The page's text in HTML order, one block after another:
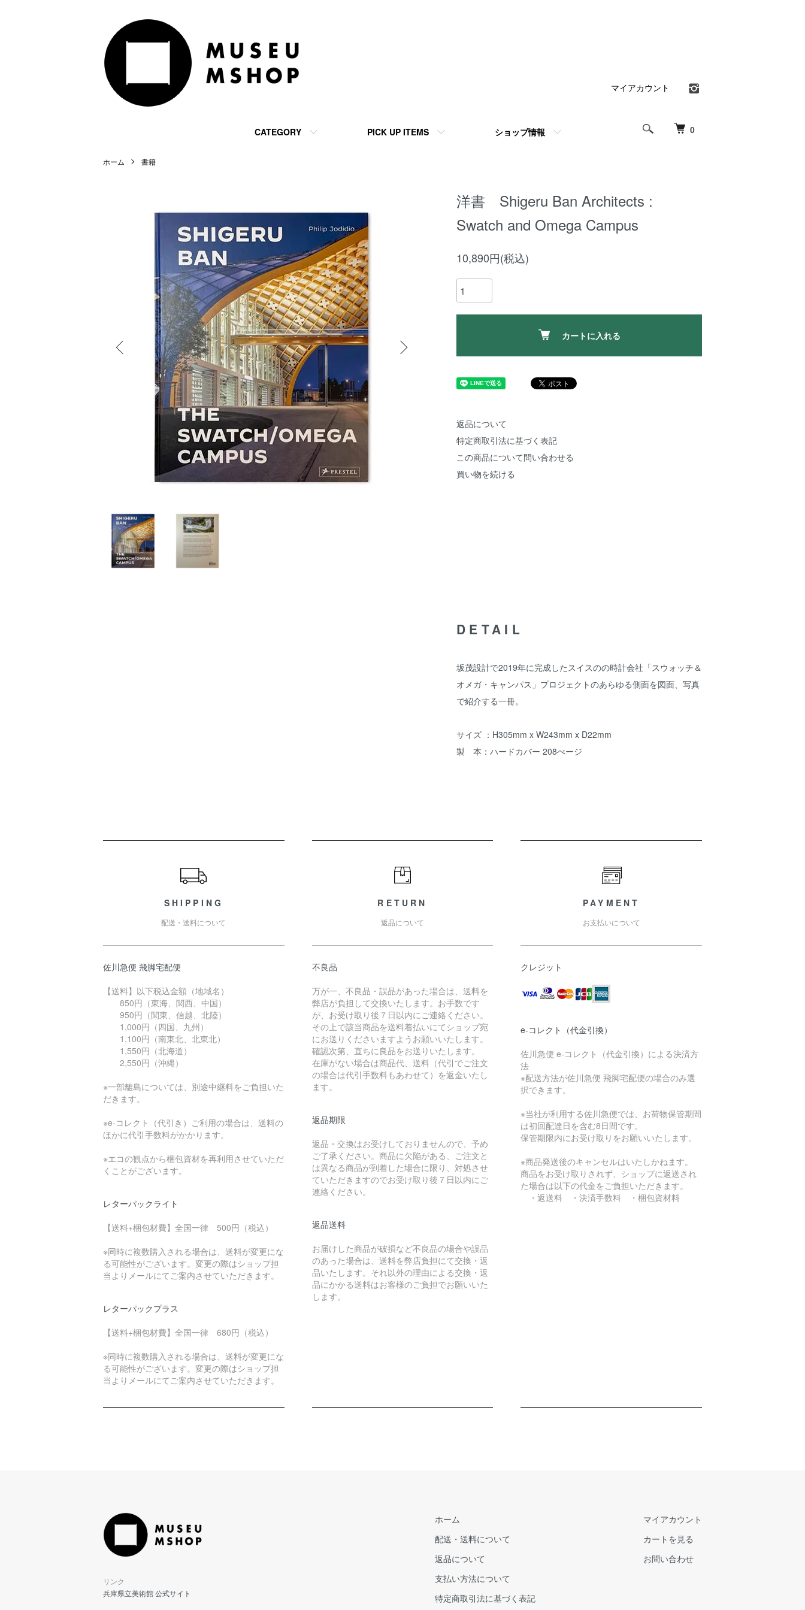
0
CATEGORY PICK UP ITEMS ショップ情報
マイアカウント
ホーム 書籍
洋書 Shigeru Ban Architects :
Swatch and Omega Campus
10,890円(税込)
カートに入れる
返品について
特定商取引法に基づく表記
この商品について問い合わせる
買い物を続ける
DETAIL
坂茂設計で2019年に完成したスイスのの時計会社「スウォッチ＆
オメガ・キャンパス」プロジェクトのあらゆる側面を図面、写真
で紹介する一冊。
サイズ ：H305mm x W243mm x D22mm
製 本：ハードカバー 208ぺージ
SHIPPING
配送・送料について
佐川急便 飛脚宅配便
【送料】以下税込金額（地域名）
850円（東海、関西、中国）
950円（関東、信越、北陸）
1,000円（四国、九州）
1,100円（南東北、北東北）
1,550円（北海道）
2,550円（沖縄）
※一部離島については、別途中継料をご負担いた
だきます。
※e-コレクト（代引き）ご利用の場合は、送料の
ほかに代引手数料がかかります。
※エコの観点から梱包資材を再利用させていただ
くことがございます。
レターパックライト
【送料+梱包材費】全国一律 500円（税込）
※同時に複数購入される場合は、送料が変更にな
る可能性がございます。変更の際はショップ担
当よりメールにてご案内させていただきます。
レターパックプラス
【送料+梱包材費】全国一律 680円（税込）
※同時に複数購入される場合は、送料が変更にな
る可能性がございます。変更の際はショップ担
当よりメールにてご案内させていただきます。
RETURN
返品について
不良品
万が一、不良品・誤品があった場合は、送料を
弊店が負担して交換いたします。お手数です
が、お受け取り後７日以内にご連絡ください。
その上で該当商品を送料着払いにてショップ宛
にお送りくださいますようお願いいたします。
確認次第、直ちに良品をお送りいたします。
在庫がない場合は商品代、送料（代引でご注文
の場合は代引手数料もあわせて）を返金いたし
ます。
返品期限
返品・交換はお受けしておりませんので、予め
ご了承ください。商品に欠陥がある、ご注文と
は異なる商品が到着した場合に限り、対処させ
ていただきますのでお受け取り後７日以内にご
連絡ください。
返品送料
お届けした商品が破損など不良品の場合や誤品
のあった場合は、送料を弊店負担にて交換・返
品いたします。それ以外の理由による交換・返
品にかかる送料はお客様のご負担でお願いいた
します。
PAYMENT
お支払いについて
クレジット
e-コレクト（代金引換）
佐川急便 e-コレクト（代金引換）による決済方
法
※配送方法が佐川急便 飛脚宅配便の場合のみ選
択できます。
※当社が利用する佐川急便では、お荷物保管期間
は初回配達日を含む8日間です。
保管期限内にお受け取りをお願いいたします。
※商品発送後のキャンセルはいたしかねます。
商品をお受け取りされず、ショップに返送され
た場合は以下の代金をご負担いただきます。
・返送料 ・決済手数料 ・梱包資材料
リンク
兵庫県立美術館 公式サイト
ホーム
配送・送料について
返品について
支払い方法について
特定商取引法に基づく表記
マイアカウント
カートを見る
お問い合わせ